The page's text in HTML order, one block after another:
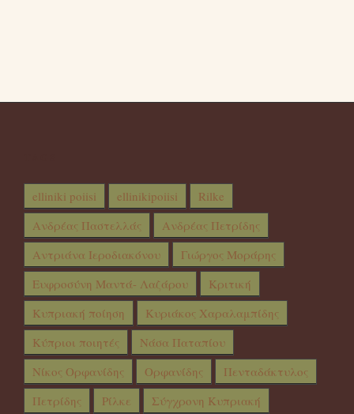
elliniki poiisi ellinikipoiisi
Rilke
Ανδρέας Παστελλάς
Ανδρέας Πετρίδης
Αντριάνα Ιεροδιακόνου
Γιώργος Μοράρης
Ευφροσύνη Μαντά- Λαζάρου
Κριτική
Κυπριακή ποίηση
Κυριάκος Χαραλαμπίδης
Κύπριοι ποιητές
Νάσα Παταπίου
Νίκος Ορφανίδης
Ορφανίδης
Πενταδάκτυλος
Πετρίδης
Ρίλκε
Σύγχρονη Κυπριακή